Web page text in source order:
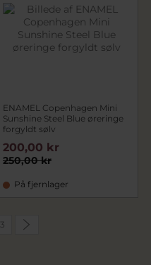
ENAMEL Copenhagen Mini
Sunshine Steel Blue øreringe
forgyldt sølv
250,00 kr
200,00 kr
På fjernlager
3